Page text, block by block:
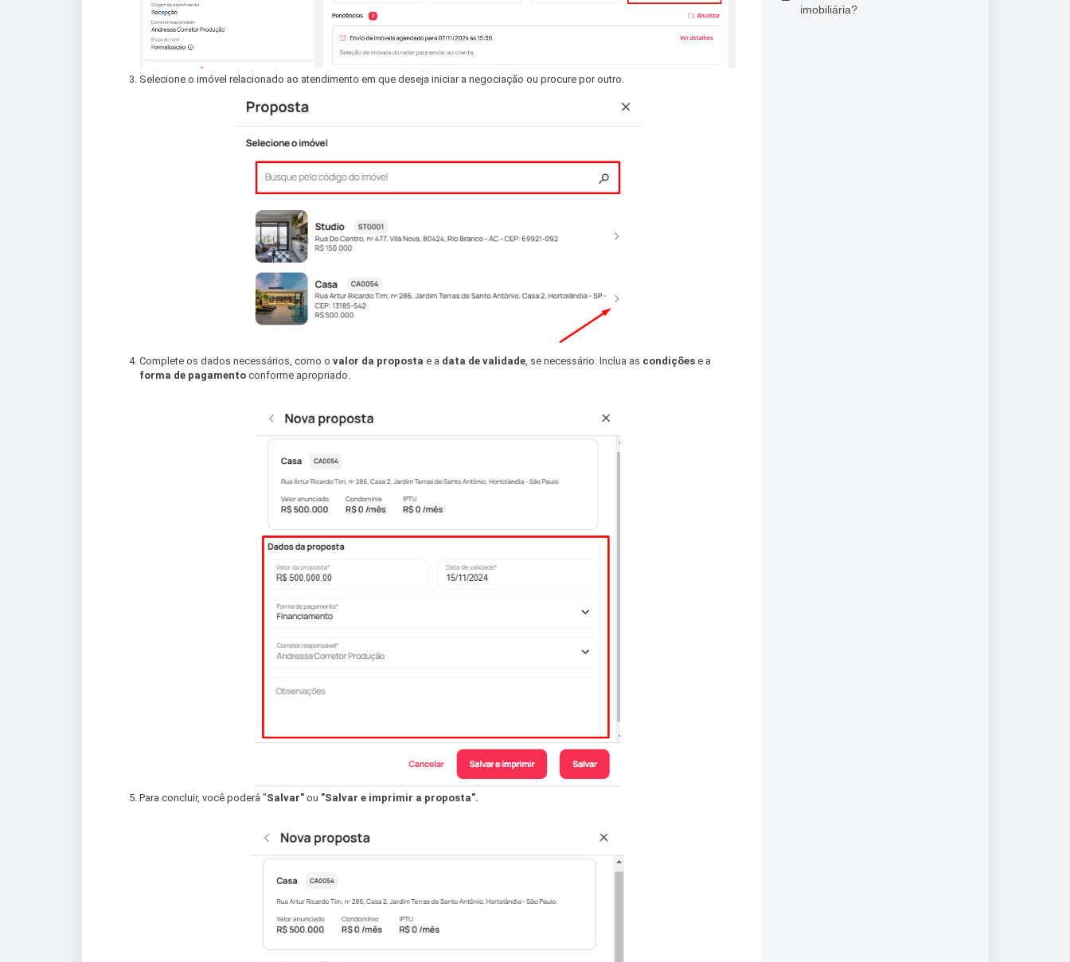
Selecione o imóvel relacionado ao atendimento em que deseja iniciar a negociação ou procure por outro.
Complete os dados necessários, como o valor da proposta e a data de validade , se necessário. Inclua as condições e a
forma de pagamento conforme apropriado.
Para concluir, você poderá "Salvar" ou "Salvar e imprimir a proposta".
imobiliária?